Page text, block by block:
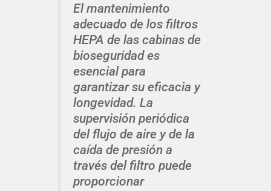
El mantenimiento
adecuado de los filtros
HEPA de las cabinas de
bioseguridad es
esencial para
garantizar su eficacia y
longevidad. La
supervisión periódica
del flujo de aire y de la
caída de presión a
través del filtro puede
proporcionar